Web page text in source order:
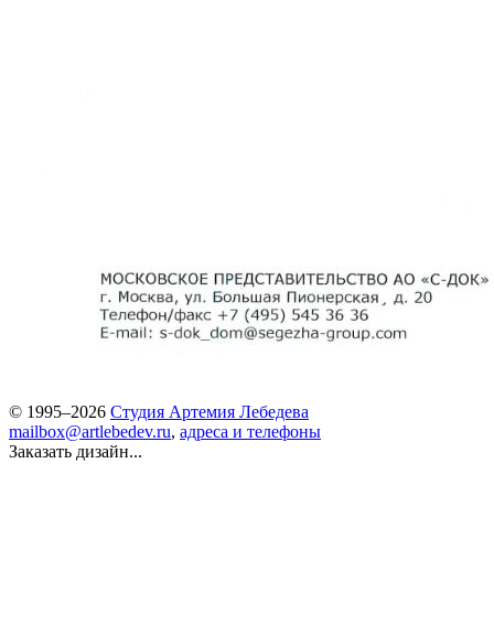
© 1995–2026 Студия Артемия Лебедева
mailbox@artlebedev.ru, адреса и телефоны
Заказать дизайн...